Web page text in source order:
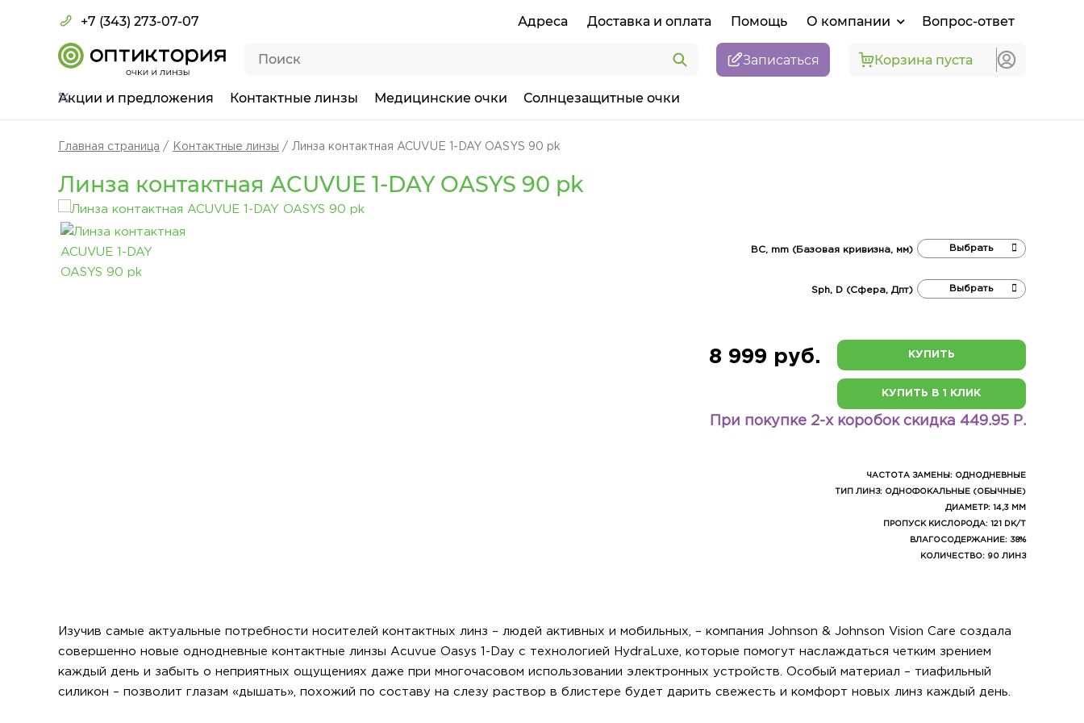
+7 (343) 273-07-07 Адреса Доставка и оплата Помощь О компании Вопрос-ответ
Записаться Корзина пуста
Акции и предложения Контактные линзы Медицинские очки Солнцезащитные очки
Главная страница Контактные линзы Линза контактная ACUVUE 1-DAY OASYS 90 pk
Линза контактная ACUVUE 1-DAY OASYS 90 pk
BC, mm (Базовая кривизна, мм)
Sph, D (Сфера, Дпт)
8 999 руб. КУПИТЬ
КУПИТЬ В 1 КЛИК
При покупке 2-х коробок скидка 449.95 Р.
ЧАСТОТА ЗАМЕНЫ: ОДНОДНЕВНЫЕ
ТИП ЛИНЗ: ОДНОФОКАЛЬНЫЕ (ОБЫЧНЫЕ)
ДИАМЕТР: 14,3 ММ
ПРОПУСК КИСЛОРОДА: 121 DK/T
ВЛАГОСОДЕРЖАНИЕ: 38%
КОЛИЧЕСТВО: 90 ЛИНЗ
Изучив самые актуальные потребности носителей контактных линз – людей активных и мобильных, – компания Johnson & Johnson Vision Care создала
совершенно новые однодневные контактные линзы Acuvue Oasys 1-Day с технологией HydraLuxe, которые помогут наслаждаться четким зрением
каждый день и забыть о неприятных ощущениях даже при многочасовом использовании электронных устройств. Особый материал – тиафильный
силикон – позволит глазам «дышать», похожий по составу на слезу раствор в блистере будет дарить свежесть и комфорт новых линз каждый день.